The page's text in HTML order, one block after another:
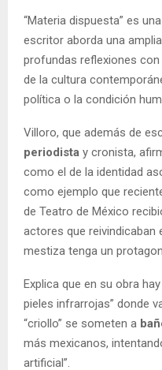
“Materia dispuesta” es
escritor aborda una
profundas reflexiones
de la cultura
política o la condición
Villoro, que además de
periodista y cronista,
como el de la identidad
como ejemplo que
de Teatro de México
actores que reivindicaban
mestiza tenga un
Explica que en su obra
pieles infrarrojas” donde
“criollo” se someten a
más mexicanos,
artificial”.